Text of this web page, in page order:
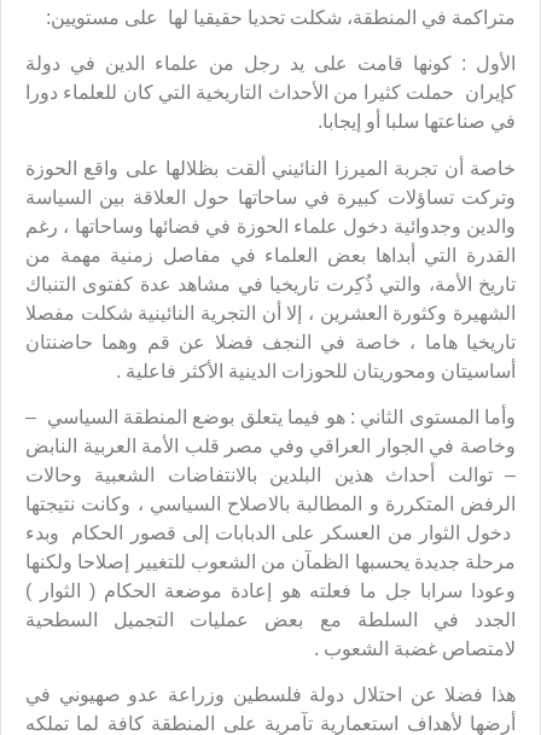
متراكمة في المنطقة، شكلت تحديا حقيقيا لها على مستويين:
الأول : كونها قامت على يد رجل من علماء الدين في دولة
كإيران حملت كثيرا من الأحداث التاريخية التي كان للعلماء دورا
في صناعتها سلبا أو إيجابا.
خاصة أن تجربة الميرزا النائيني ألقت بظلالها على واقع الحوزة
وتركت تساؤلات كبيرة في ساحاتها حول العلاقة بين السياسة
والدين وجدوائية دخول علماء الحوزة في فضائها وساحاتها ، رغم
القدرة التي أبداها بعض العلماء في مفاصل زمنية مهمة من
تاريخ الأمة، والتي ذُكِرت تاريخيا في مشاهد عدة كفتوى التنباك
الشهيرة وكثورة العشرين ، إلا أن التجرية النائينية شكلت مفصلا
تاريخيا هاما ، خاصة في النجف فضلا عن قم وهما حاضنتان
أساسيتان ومحوريتان للحوزات الدينية الأكثر فاعلية .
وأما المستوى الثاني : هو فيما يتعلق بوضع المنطقة السياسي –
وخاصة في الجوار العراقي وفي مصر قلب الأمة العربية النابض
– توالت أحداث هذين البلدين بالانتفاضات الشعبية وحالات
الرفض المتكررة و المطالبة بالاصلاح السياسي ، وكانت نتيجتها
دخول الثوار من العسكر على الدبابات إلى قصور الحكام وبدء
مرحلة جديدة يحسبها الظمآن من الشعوب للتغيير إصلاحا ولكنها
وعودا سرابا جل ما فعلته هو إعادة موضعة الحكام ( الثوار )
الجدد في السلطة مع بعض عمليات التجميل السطحية
لامتصاص غضبة الشعوب .
هذا فضلا عن احتلال دولة فلسطين وزراعة عدو صهيوني في
أرضها لأهداف استعمارية تآمرية على المنطقة كافة لما تملكه